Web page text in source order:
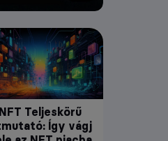
NFT Teljeskörű
Így vágj